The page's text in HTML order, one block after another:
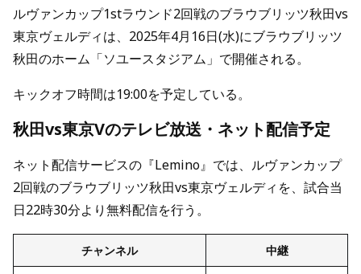
ルヴァンカップ1stラウンド2回戦のブラウブリッツ秋田vs
東京ヴェルディは、2025年4月16日(水)にブラウブリッツ
秋田のホーム「ソユースタジアム」で開催される。
キックオフ時間は19:00を予定している。
秋田vs東京Vのテレビ放送・ネット配信予定
ネット配信サービスの『Lemino』では、ルヴァンカップ
2回戦のブラウブリッツ秋田vs東京ヴェルディを、試合当
日22時30分より無料配信を行う。
チャンネル 中継